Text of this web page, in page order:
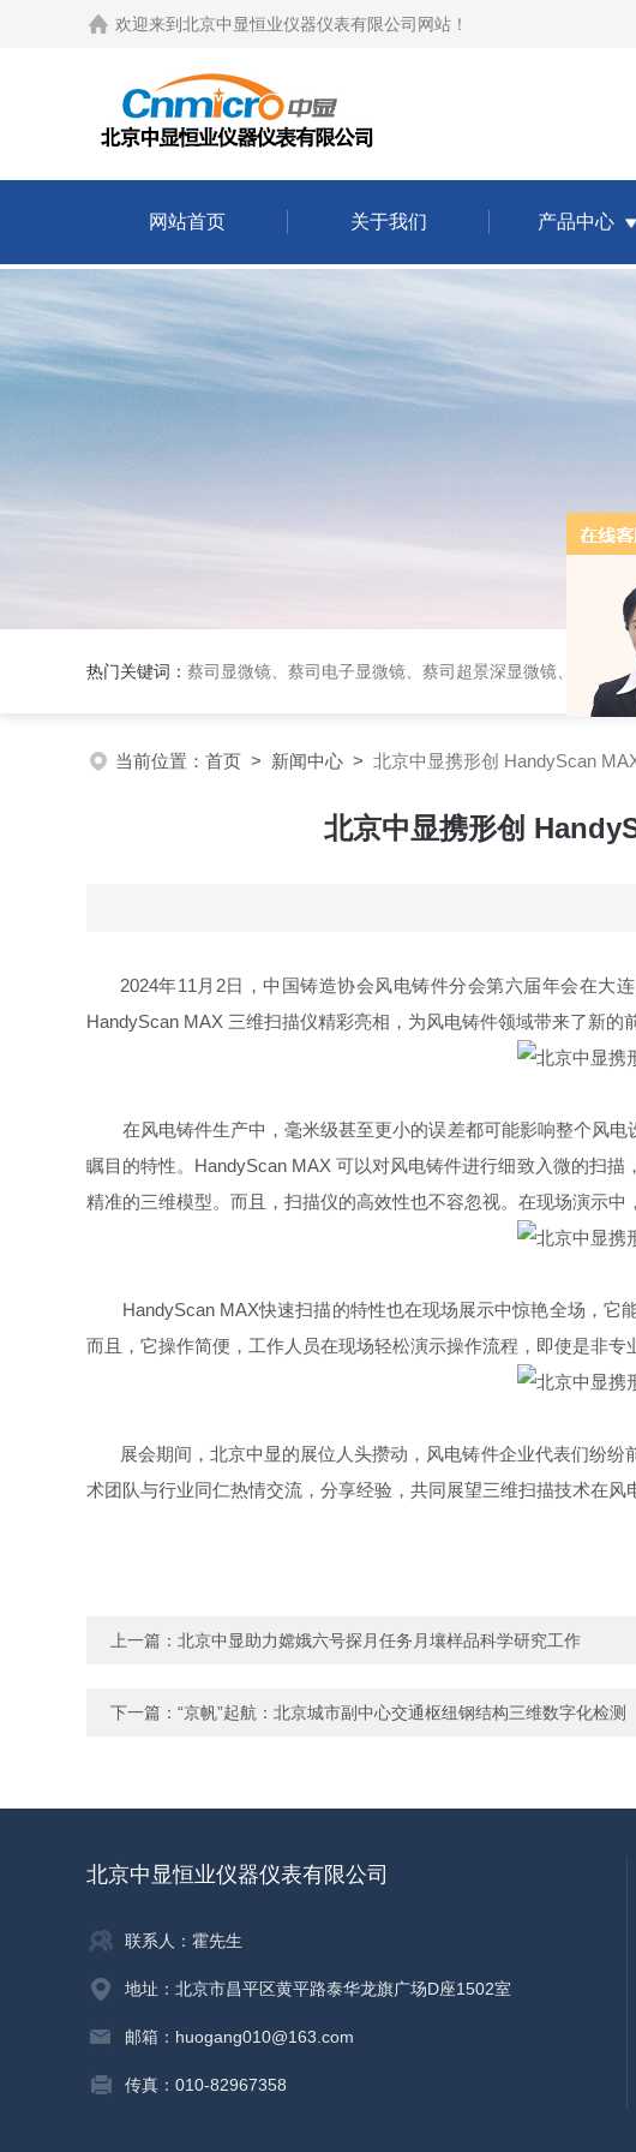
欢迎来到 北京中显恒业仪器仪表有限公司网站 ！
网站首页 关于我们 产品中心
热门关键词： 蔡司显微镜、蔡司电子显微镜、蔡司超景深显微镜、蔡司工
当前位置： 首页 > 新闻中心 > 北京中显携形创 HandyScan
北京中显携形创
2024年11月2日，中国铸造协会风电铸件分会第六届年会在大
HandyScan MAX 三维扫描仪精彩亮相，为风电铸件领域带来了新的
在风电铸件生产中，毫米级甚至更小的误差都可能影响整个风电
瞩目的特性。 HandyScan MAX可以对风电铸件进行细致入微的扫描
精准的三维模型。而且，扫描仪的高效性也不容忽视。在现场演示
HandyScan MAX快速扫描的特性也在现场展示中惊艳全场，它
而且，它操作简便，工作人员在现场轻松演示操作流程，即使是非
展会期间，北京中显的展位人头攒动，风电铸件企业代表们纷
术团队与行业同仁热情交流，分享经验，共同展望三维扫描技术在风
上一篇： 北京中显助力嫦娥六号探月任务月壤样品科学研究工作
下一篇： “京帆”起航：北京城市副中心交通枢纽钢结构三维数字化检测
北京中显恒业仪器仪表有限公司
联系人：霍先生
地址：北京市昌平区黄平路泰华龙旗广场D座1502室
邮箱：huogang010@163.com
传真：010-82967358